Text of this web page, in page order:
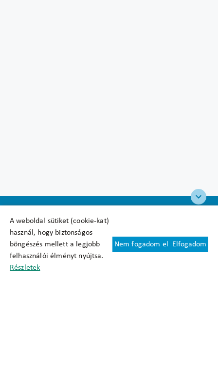
A weboldal sütiket (cookie-kat)
használ, hogy biztonságos
böngészés mellett a legjobb
felhasználói élményt nyújtsa.
Részletek
Nem fogadom el Elfogadom
Felhasználási feltételek